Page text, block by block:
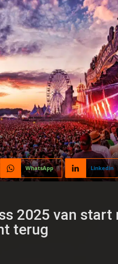
WhatsApp Linkedin
2025 van start
terug